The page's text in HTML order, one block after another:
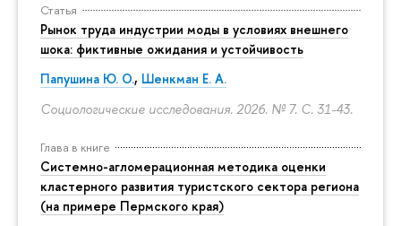
Статья
Рынок труда индустрии моды в условиях внешнего
шока: фиктивные ожидания и устойчивость
Папушина Ю. О., Шенкман Е. А.
Социологические исследования. 2026. № 7. С. 31-43.
Глава в книге
Системно-агломерационная методика оценки
кластерного развития туристского сектора региона
(на примере Пермского края)